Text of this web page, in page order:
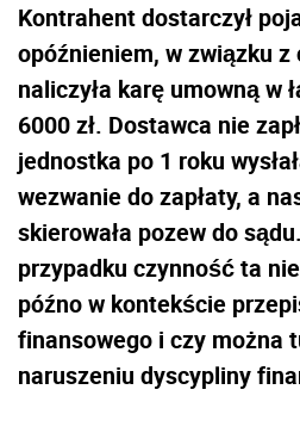
Kontrahent dostarczył
opóźnieniem, w związku
naliczyła karę umowną w
6000 zł. Dostawca nie
jednostka po 1 roku
wezwanie do zapłaty, a
skierowała pozew do
przypadku czynność ta
późno w kontekście
finansowego i czy można
naruszeniu dyscypliny